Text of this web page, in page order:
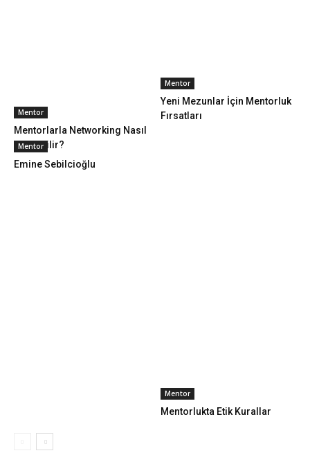
Mentor
Mentorlarla Networking Nasıl
Geliştirilir?
Mentor
Yeni Mezunlar İçin Mentorluk
Fırsatları
Mentor
Emine Sebilcioğlu
Mentor
Mentorlukta Etik Kurallar